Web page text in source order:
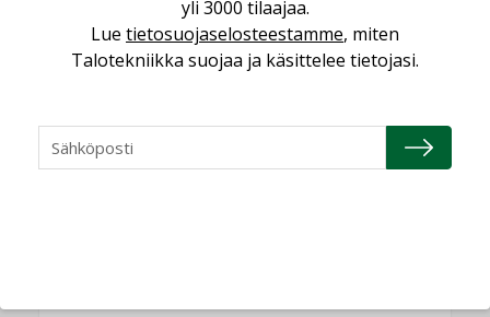
KATSO KAIKKI
yli 3000 tilaajaa.
Lue tietosuojaselosteestamme, miten
Talotekniikka suojaa ja käsittelee tietojasi.